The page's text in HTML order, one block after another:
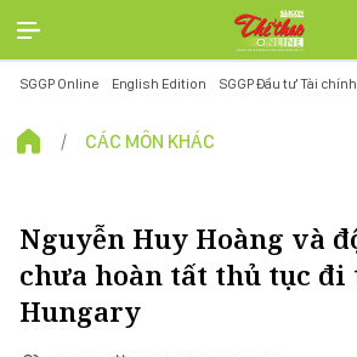
SGGP Online English Edition SGGP Đầu tư Tài chính
CÁC MÔN KHÁC
Nguyễn Huy Hoàng và
chưa hoàn tất thủ tục đi
Hungary